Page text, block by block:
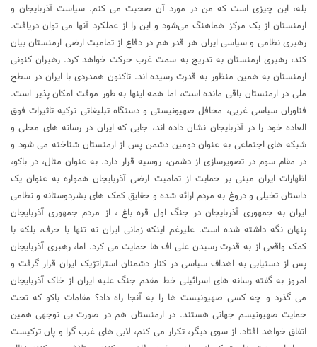
بله، این چیزی است که من در مورد آن صحبت می کنم. سیاست آذربایجان و
ارمنستان از یک مرکز هماهنگ می‌شود و این را از عملکرد آنها می توان دریافت.
رهبری نظامی و سیاسی ایران هر قدر هم در دفاع از تمامیت ارضی ارمنستان بیان
کند، رهبری ارمنستان به تدریج به سمت غرب حرکت خواهد کرد. رهبران کنونی
ارمنستان به همین منظور به قدرت رسیده اند. تاکنون همدردی با ایران در سطح
ملی در ارمنستان باقی مانده است، اما همه اینها به طور موقت امکان پذیر است.
فناوران سیاسی غربی، محافل صهیونیستی و دستگاه تبلیغاتی ترکیه تاثیرات فوق
العاده خود را در آذربایجان نشان داده اند، جایی که ایران در رسانه های محلی و
شبکه های اجتماعی به عنوان دومین دشمن پس از ارمنستان شناخته می شود و
در مقام سوم در تصویرسازی از دشمن، روسیه قرار دارد. به عنوان مثال، در باکو،
اظهارات ایران مبنی بر حمایت از تمامیت ارضی آذربایجان همواره به عنوان یک
داستان تخیلی و دروغ به مردم ارائه شده و حقایق کمک های بشردوستانه و نظامی
ایران به جمهوری آذربایجان در جنگ اول قره باغ ، از مردم جمهوری آذربایجان
پنهان نگه داشته شده است. علیرغم اینکه زمانی ایران نه تنها با حرف، بلکه با
کمک واقعی از به قدرت رسیدن علی اف ها حمایت می کرد. اما، رهبری آذربایجان
پس از دستیابی به اهداف سیاسی در کنار دشمنان استراتژیک ایران قرار گرفت و
امروز به گفته رسانه های اسرائیلی خط مقدم جنگ علیه ایران از خاک آذربایجان
می گذرد و چه کسی صهیونیست ها را به آنجا راه داد؟ مقامات باکو که تحت
حمایت صهیونیسم جهانی هستند. در ارمنستان هم در صورت بی توجهی همین
اتفاق خواهد افتاد. از سوی دیگر، تکرار می کنم، لابی های غرب گرا و پان ترکیست